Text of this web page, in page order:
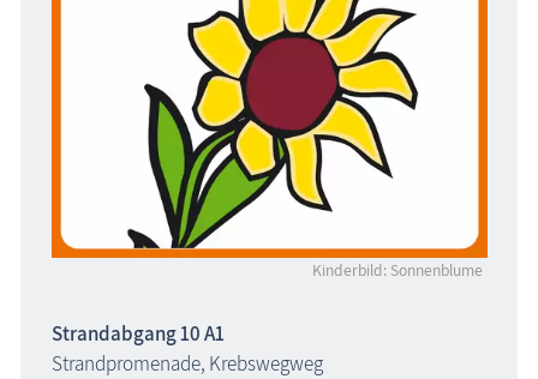
Kinderbild: Sonnenblume
Strandabgang 10 A1
Strandpromenade, Krebswegweg